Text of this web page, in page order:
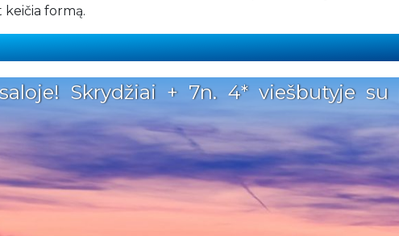
formą.
Skrydžiai + 7n. 4* viešbutyje su